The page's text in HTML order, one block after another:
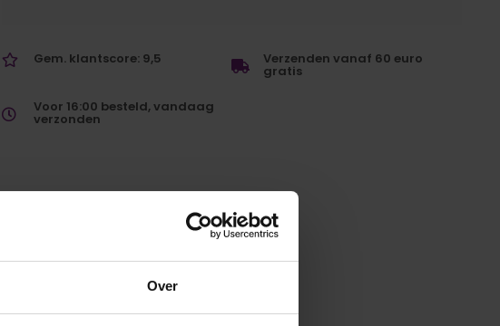
Over
Gem. klantscore: 9,5 Verzenden vanaf 60 euro
gratis
Voor 16:00 besteld, vandaag
verzonden
Gerelateerde producten